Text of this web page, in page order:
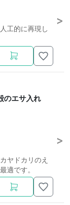
工的に再現し
のエサ入れ
ヤドカリのえ
適です。